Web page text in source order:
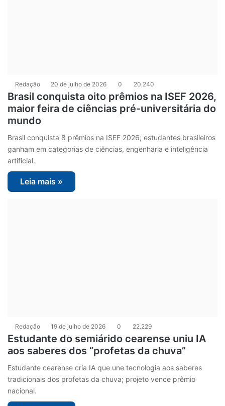
Redação 20 de julho de 2026 0 20.240
Brasil conquista oito prêmios na ISEF 2026,
maior feira de ciências pré-universitária do
mundo
Brasil conquista 8 prêmios na ISEF 2026; estudantes brasileiros
ganham em categorias de ciências, engenharia e inteligência
artificial.
Leia mais »
Redação 19 de julho de 2026 0 22.229
Estudante do semiárido cearense uniu IA
aos saberes dos “profetas da chuva”
Estudante cearense cria IA que une tecnologia aos saberes
tradicionais dos profetas da chuva; projeto vence prêmio
nacional.